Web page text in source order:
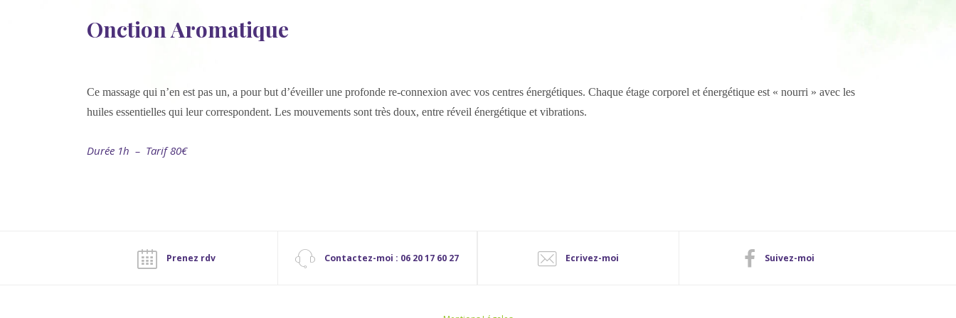
Onction Aromatique
Ce massage qui n’en est pas un, a pour but d’éveiller une profonde re-connexion avec vos centres énergétiques. Chaque étage corporel et énergétique est « nourri » avec les
huiles essentielles qui leur correspondent. Les mouvements sont très doux, entre réveil énergétique et vibrations.
Durée 1h – Tarif 80€
Prenez rdv Contactez-moi : 06 20 17 60 27 Ecrivez-moi Suivez-moi